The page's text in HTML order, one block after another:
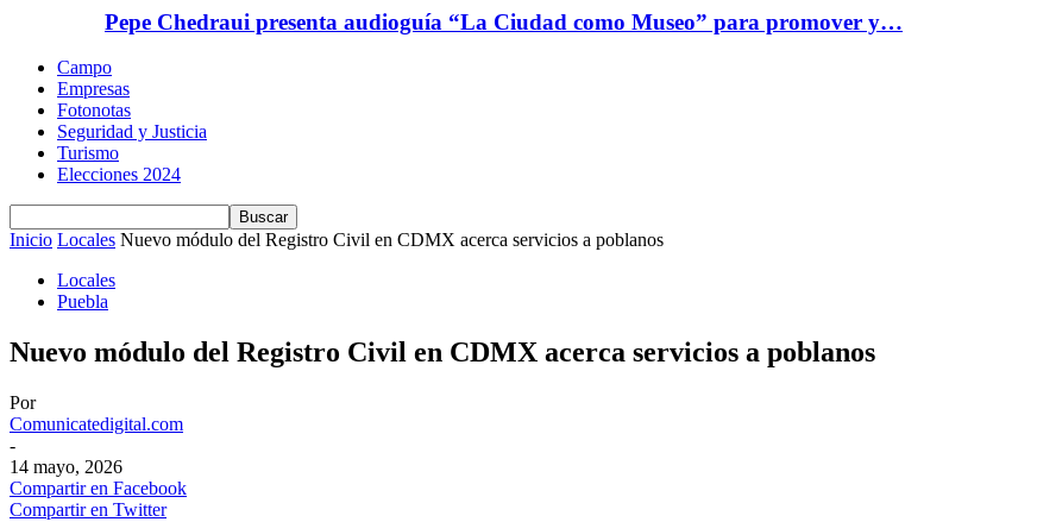
Pepe Chedraui presenta audioguía “La Ciudad como Museo” para promover y…
Campo
Empresas
Fotonotas
Seguridad y Justicia
Turismo
Elecciones 2024
Inicio Locales Nuevo módulo del Registro Civil en CDMX acerca servicios a poblanos
Locales
Puebla
Nuevo módulo del Registro Civil en CDMX acerca servicios a poblanos
Por
Comunicatedigital.com
-
14 mayo, 2026
Compartir en Facebook
Compartir en Twitter